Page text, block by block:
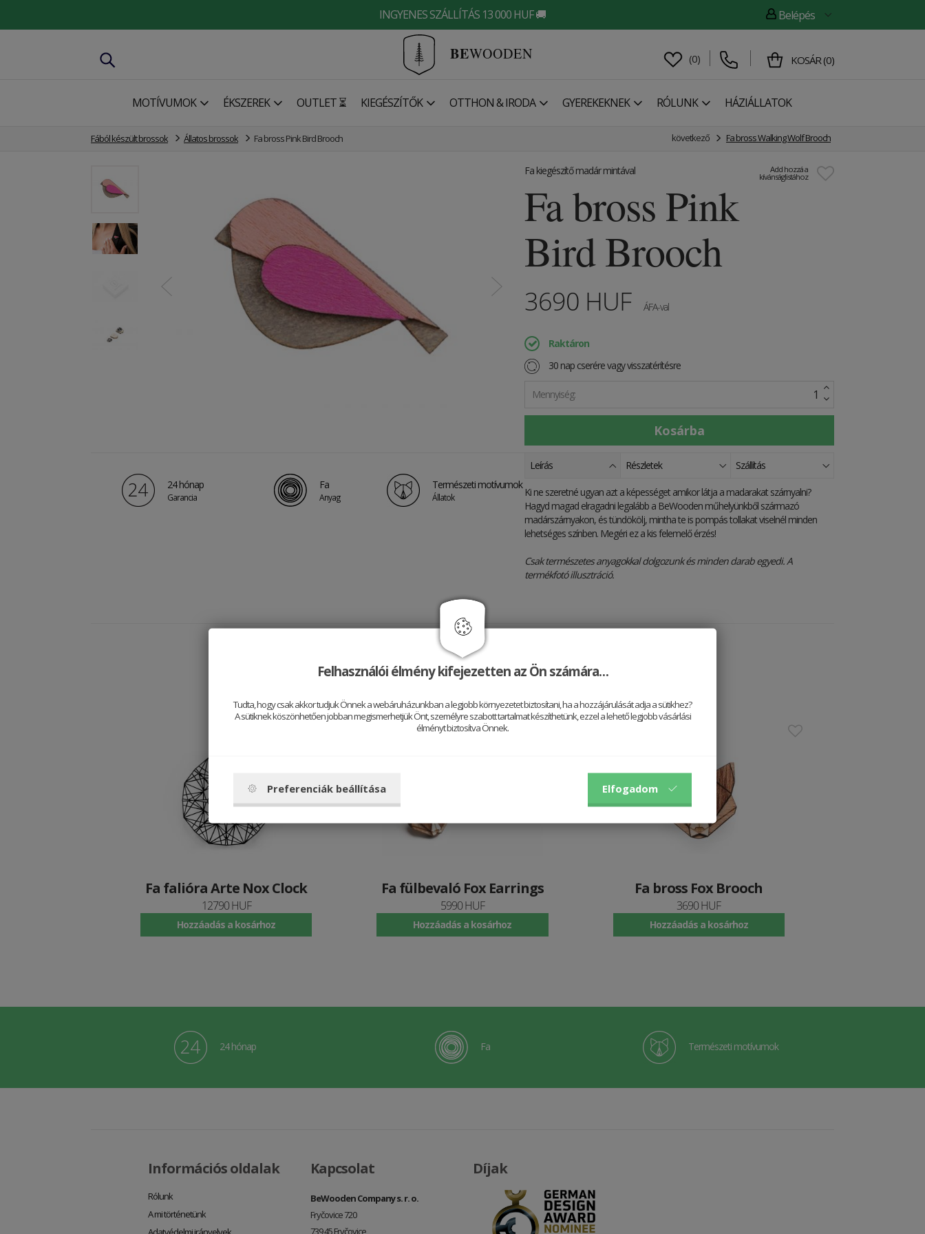
INGYENES SZÁLLÍTÁS 13 000 HUF 🚚 Belépés
BEWOODEN (0) KOSÁR(0)
MOTÍVUMOK ÉKSZEREK OUTLET ⏳ KIEGÉSZÍTŐK OTTHON & IRODA GYEREKEKNEK RÓLUNK HÁZIÁLLATOK
Fából készült brossok Állatos brossok Fa bross Pink Bird Brooch következő Fa bross Walking Wolf Brooch
Add hozzá a
kívánságlistához
Fa kiegészítő madár mintával
Fa bross Pink
Bird Brooch
3690 HUF ÁFA-val
Raktáron
30 nap cserére vagy visszatérítésre
Mennyiség:
24 hónap
Garancia
Fa
Anyag
Természeti motívumok
Állatok
Leírás Részletek Szállítás
Ki ne szeretné ugyan azt a képességet amikor látja a madarakat szárnyalni?
Hagyd magad elragadni legalább a BeWooden műhelyünkből származó
madárszárnyakon, és tündökölj, mintha te is pompás tollakat viselnél minden
lehetséges színben. Megéri ez a kis felemelő érzés!
Csak természetes anyagokkal dolgozunk és minden darab egyedi. A
termékfotó illusztráció.
Jól néz ki vele
Fa falióra Arte Nox Clock
12790 HUF
Hozzáadás a kosárhoz
Fa fülbevaló Fox Earrings
5990 HUF
Hozzáadás a kosárhoz
Fa bross Fox Brooch
3690 HUF
Hozzáadás a kosárhoz
24 hónap Fa Természeti motívumok
Információs oldalak
Rólunk
A mi történetünk
Kapcsolat
BeWooden Company s. r. o.
Fryčovice 720
739 45 Fryčovice
Díjak
Felhasználói élmény kifejezetten az Ön számára…
Tudta, hogy csak akkor tudjuk Önnek a webáruházunkban a legjobb környezetet biztosítani, ha a hozzájárulását adja a sütikhez?
A sütiknek köszönhetően jobban megismerhetjük Önt, személyre szabott tartalmat készíthetünk, ezzel a lehető legjobb vásárlási
élményt biztosítva Önnek.
Preferenciák beállítása Elfogadom